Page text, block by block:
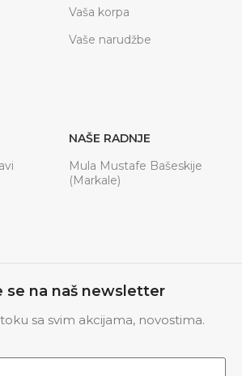
Vaša korpa
Vaše narudžbe
NAŠE RADNJE
Mula Mustafe Bašeskije
(Markale)
se na naš newsletter
sa svim akcijama, novostima.